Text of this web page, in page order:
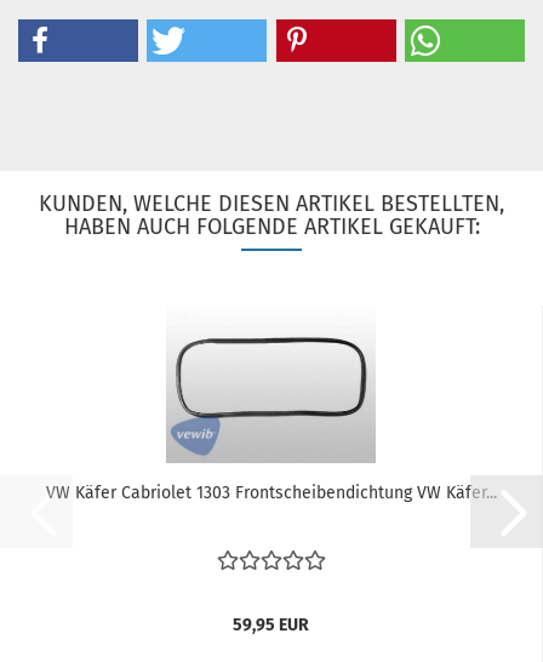
KUNDEN, WELCHE DIESEN ARTIKEL BESTELLTEN,
HABEN AUCH FOLGENDE ARTIKEL GEKAUFT:
VW Käfer Cabriolet 1303 Frontscheibendichtung VW Käfer...
59,95 EUR